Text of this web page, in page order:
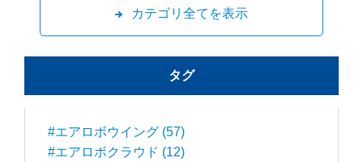
カテゴリ全てを表示
タグ
#エアロボウイング (57)
#エアロボクラウド (12)